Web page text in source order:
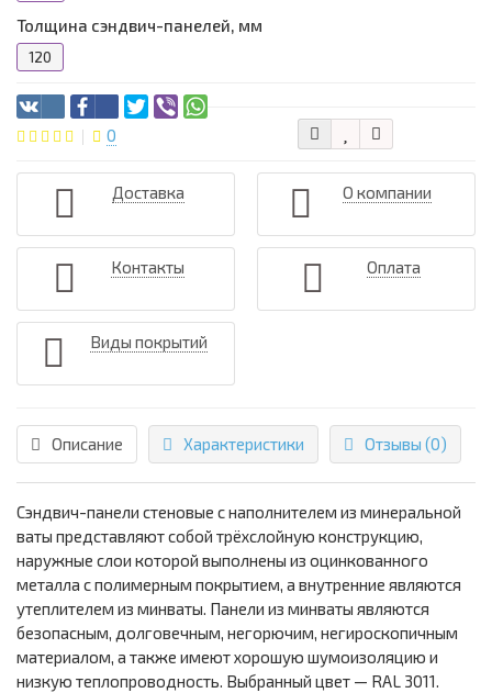
Толщина сэндвич-панелей, мм
120
0
Доставка О компании
Контакты Оплата
Виды покрытий
Описание Характеристики Отзывы (0)
Сэндвич-панели стеновые с наполнителем из минеральной
ваты представляют собой трёхслойную конструкцию,
наружные слои которой выполнены из оцинкованного
металла с полимерным покрытием, а внутренние являются
утеплителем из минваты. Панели из минваты являются
безопасным, долговечным, негорючим, негироскопичным
материалом, а также имеют хорошую шумоизоляцию и
низкую теплопроводность. Выбранный цвет — RAL 3011.